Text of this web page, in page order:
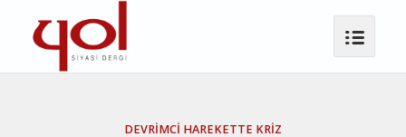
DEVRIMCI HAREKETTE KRIZ